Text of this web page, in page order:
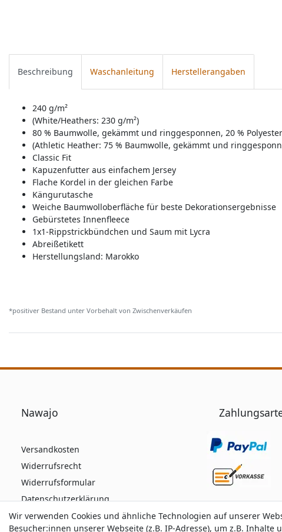
Beschreibung Waschanleitung Herstellerangaben
240 g/m²
(White/Heathers: 230 g/m²)
80 % Baumwolle, gekämmt und ringgesponnen, 20 %
(Athletic Heather: 75 % Baumwolle, gekämmt und
Classic Fit
Kapuzenfutter aus einfachem Jersey
Flache Kordel in der gleichen Farbe
Kängurutasche
Weiche Baumwolloberfläche für beste Dekorationsergebnisse
Gebürstetes Innenfleece
1x1-Rippstrickbündchen und Saum mit Lycra
Abreißetikett
Herstellungsland: Marokko
*positiver Bestand unter Vorbehalt von Zwischenverkäufen
Nawajo
Versandkosten
Widerrufsrecht
Widerrufsformular
Datenschutzerklärung
AGB
Wir verwenden Cookies und ähnliche Technologien auf unserer
Besucher:innen unserer Webseite (z.B. IP-Adresse), um z.B.
Wir verwenden Cookies und ähnliche Technologien auf unserer
Besucher:innen unserer Webseite (z.B. IP-Adresse), um z.B.